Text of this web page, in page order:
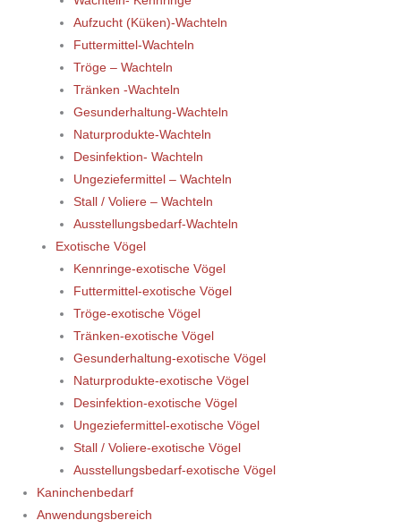
Aufzucht (Küken)-Wachteln
Futtermittel-Wachteln
Tröge – Wachteln
Tränken -Wachteln
Gesunderhaltung-Wachteln
Naturprodukte-Wachteln
Desinfektion- Wachteln
Ungeziefermittel – Wachteln
Stall / Voliere – Wachteln
Ausstellungsbedarf-Wachteln
Exotische Vögel
Kennringe-exotische Vögel
Futtermittel-exotische Vögel
Tröge-exotische Vögel
Tränken-exotische Vögel
Gesunderhaltung-exotische Vögel
Naturprodukte-exotische Vögel
Desinfektion-exotische Vögel
Ungeziefermittel-exotische Vögel
Stall / Voliere-exotische Vögel
Ausstellungsbedarf-exotische Vögel
Kaninchenbedarf
Anwendungsbereich